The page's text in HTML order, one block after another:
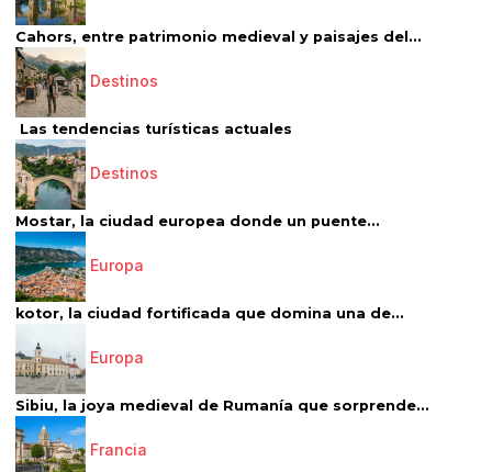
Cahors, entre patrimonio medieval y paisajes del...
Destinos
Las tendencias turísticas actuales
Destinos
Mostar, la ciudad europea donde un puente...
Europa
kotor, la ciudad fortificada que domina una de...
Europa
Sibiu, la joya medieval de Rumanía que sorprende...
Francia